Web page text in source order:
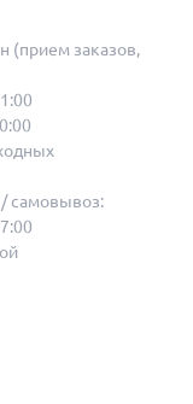
(прием заказов,
самовывоз: